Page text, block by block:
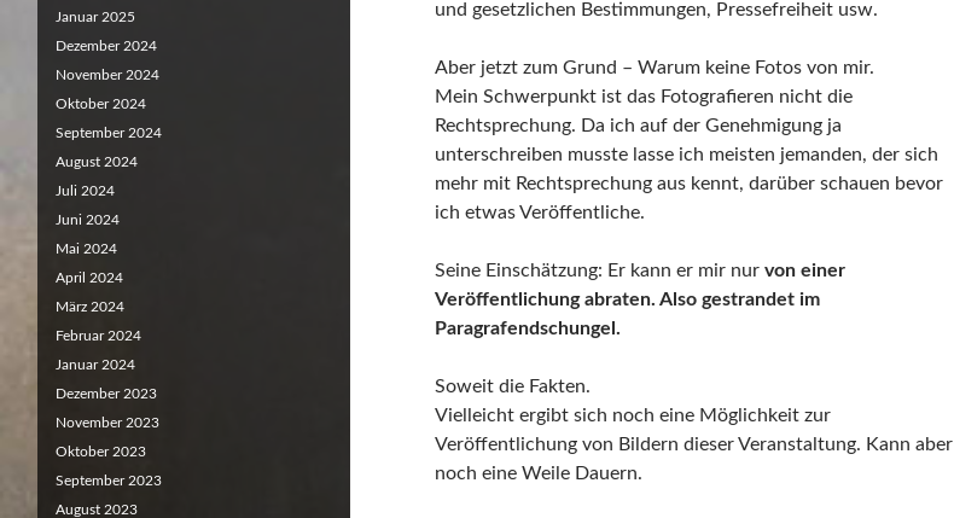
und gesetzlichen Bestimmungen, Pressefreiheit usw.
Aber jetzt zum Grund – Warum keine Fotos von mir.
Mein Schwerpunkt ist das Fotografieren nicht die
Rechtsprechung. Da ich auf der Genehmigung ja
unterschreiben musste lasse ich meisten jemanden, der sich
mehr mit Rechtsprechung aus kennt, darüber schauen bevor
ich etwas Veröffentliche.
Seine Einschätzung: Er kann er mir nur von einer
Veröffentlichung abraten. Also gestrandet im
Paragrafendschungel.
Soweit die Fakten.
Vielleicht ergibt sich noch eine Möglichkeit zur
Veröffentlichung von Bildern dieser Veranstaltung. Kann aber
noch eine Weile Dauern.
Januar 2025
Dezember 2024
November 2024
Oktober 2024
September 2024
August 2024
Juli 2024
Juni 2024
Mai 2024
April 2024
März 2024
Februar 2024
Januar 2024
Dezember 2023
November 2023
Oktober 2023
September 2023
August 2023